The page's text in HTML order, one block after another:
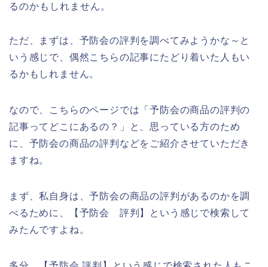
るのかもしれません。
ただ、まずは、予防会の評判を調べてみようかな～と
いう感じで、偶然こちらの記事にたどり着いた人もい
るかもしれません。
なので、こちらのページでは「予防会の商品の評判の
記事ってどこにあるの？」と、思っている方のため
に、予防会の商品の評判などをご紹介させていただき
ますね。
まず、私自身は、予防会の商品の評判があるのかを調
べるために、【予防会 評判】という感じで検索して
みたんですよね。